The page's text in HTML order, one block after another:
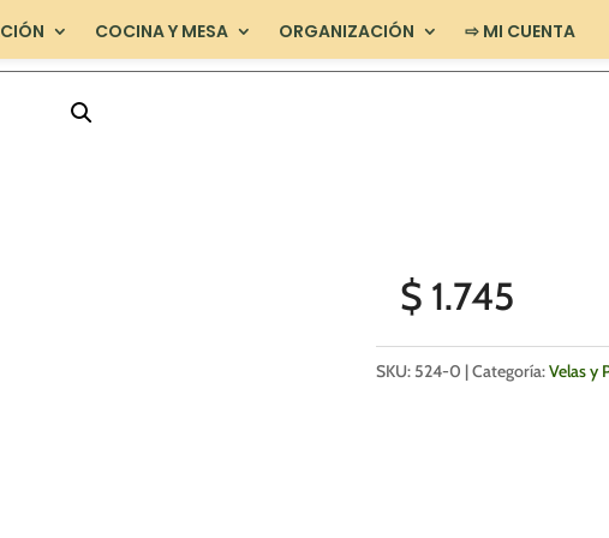
COCINA Y MESA ORGANIZACIÓN ⇨ MI CUENTA
$ 1.745
SKU: 524-0 Categoría:Velas y